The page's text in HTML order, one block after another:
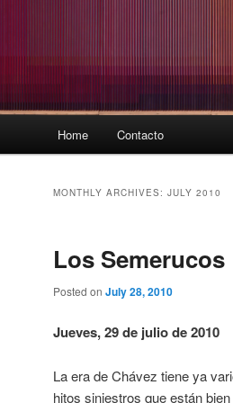
Home Contacto
MONTHLY ARCHIVES: JULY 2010
Los Semerucos
Posted on July 28, 2010
Jueves, 29 de julio de 2010
La era de Chávez tiene ya
hitos siniestros que están bien